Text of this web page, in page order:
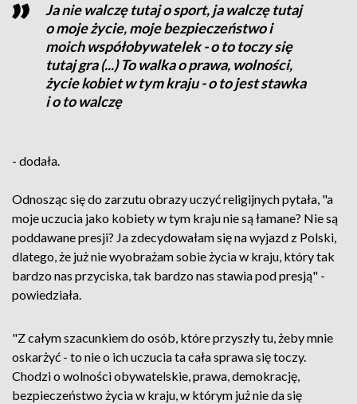
Ja nie walczę tutaj o sport, ja walczę tutaj
o moje życie, moje bezpieczeństwo i
moich współobywatelek - o to toczy się
tutaj gra (...) To walka o prawa, wolności,
życie kobiet w tym kraju - o to jest stawka
i o to walczę
- dodała.
Odnosząc się do zarzutu obrazy uczyć religijnych pytała, "a
moje uczucia jako kobiety w tym kraju nie są łamane? Nie są
poddawane presji? Ja zdecydowałam się na wyjazd z Polski,
dlatego, że już nie wyobrażam sobie życia w kraju, który tak
bardzo nas przyciska, tak bardzo nas stawia pod presją" -
powiedziała.
"Z całym szacunkiem do osób, które przyszły tu, żeby mnie
oskarżyć - to nie o ich uczucia ta cała sprawa się toczy.
Chodzi o wolności obywatelskie, prawa, demokrację,
bezpieczeństwo życia w kraju, w którym już nie da się